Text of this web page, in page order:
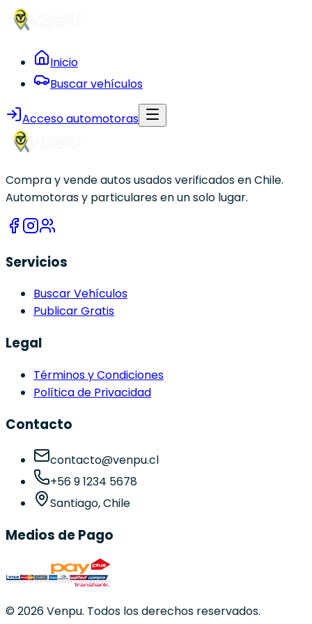
Inicio
Buscar vehículos
Acceso automotoras
Compra y vende autos usados verificados en Chile.
Automotoras y particulares en un solo lugar.
Servicios
Buscar Vehículos
Publicar Gratis
Legal
Términos y Condiciones
Política de Privacidad
Contacto
contacto@venpu.cl
+56 9 1234 5678
Santiago, Chile
Medios de Pago
©2026Venpu. Todos los derechos reservados.